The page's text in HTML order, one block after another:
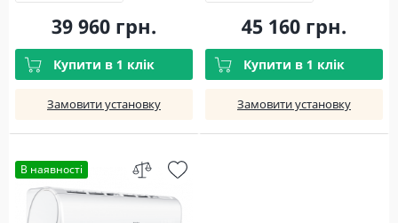
39 960 грн.
Купити в 1 клік
Замовити установку
45 160 грн.
Купити в 1 клік
Замовити установку
В наявності